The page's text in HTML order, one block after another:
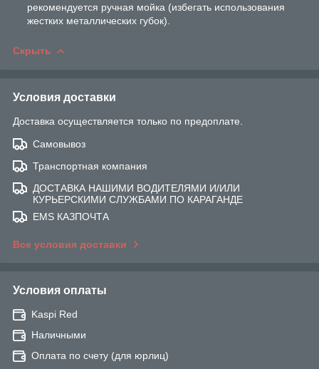
рекомендуется ручная мойка (избегать использования
жестких металлических губок).
Скрыть
Условия доставки
Доставка осуществляется только по предоплате.
Самовывоз
Транспортная компания
ДОСТАВКА НАШИМИ ВОДИТЕЛЯМИ И/ИЛИ
КУРЬЕРСКИМИ СЛУЖБАМИ ПО КАРАГАНДЕ
EMS КАЗПОЧТА
Все условия доставки
Условия оплаты
Kaspi Red
Наличными
Оплата по счету (для юрлиц)